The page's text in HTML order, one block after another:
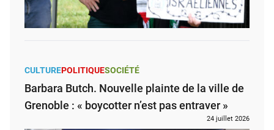
CULTUREPOLITIQUESOCIÉTÉ
Barbara Butch. Nouvelle plainte de la ville de
Grenoble : « boycotter n’est pas entraver »
24 juillet 2026